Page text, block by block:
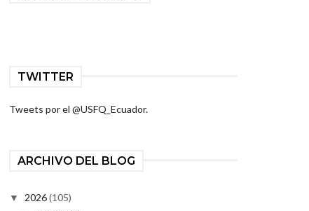
TWITTER
Tweets por el @USFQ_Ecuador.
ARCHIVO DEL BLOG
▼ 2026(105)